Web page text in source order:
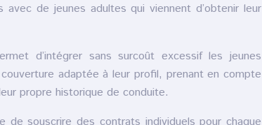
de jeunes adultes qui viennent d’obtenir leur
d’intégrer sans surcoût excessif les jeunes
adaptée à leur profil, prenant en compte
propre historique de conduite.